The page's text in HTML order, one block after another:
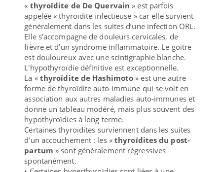
« thyroïdite de De Quervain» est parfois
appelée « thyroïdite infectieuse » car elle survient
généralement dans les suites d’une infection ORL.
Elle s’accompagne de douleurs cervicales, de
fièvre et d’un syndrome inflammatoire. Le goitre
est douloureux avec une scintigraphie blanche.
L'hypothyroïdie définitive est exceptionnelle.
La « thyroïdite de Hashimoto» est une autre
forme de thyroïdite auto-immune qui se voit en
association aux autres maladies auto-immunes et
donne un tableau modéré, mais plus souvent des
hypothyroïdies à long terme.
Certaines thyroïdites surviennent dans les suites
d’un accouchement : les « thyroïdites du post-
partum» sont généralement régressives
spontanément.